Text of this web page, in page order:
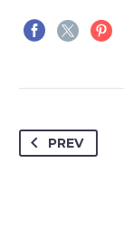
PREV